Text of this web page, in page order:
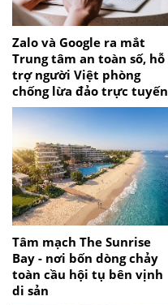
Zalo và Google ra mắt
Trung tâm an toàn số, hỗ
trợ người Việt phòng
chống lừa đảo trực tuyến
Tâm mạch The Sunrise
Bay - nơi bốn dòng chảy
toàn cầu hội tụ bên vịnh
di sản